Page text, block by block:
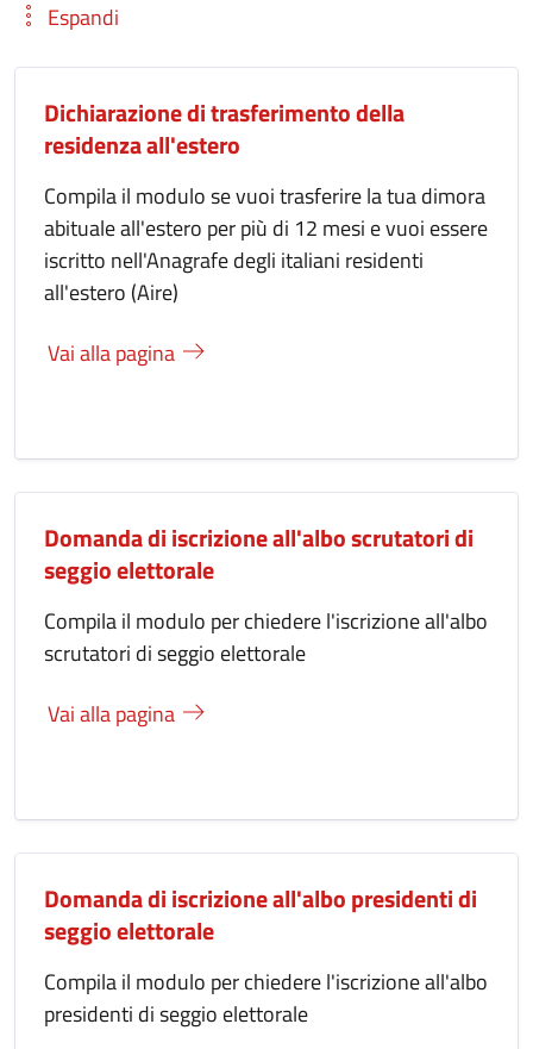
Espandi
Dichiarazione di trasferimento della
residenza all'estero
Compila il modulo se vuoi trasferire la tua dimora
abituale all'estero per più di 12 mesi e vuoi essere
iscritto nell'Anagrafe degli italiani residenti
all'estero (Aire)
Vai alla pagina
Domanda di iscrizione all'albo scrutatori di
seggio elettorale
Compila il modulo per chiedere l'iscrizione all'albo
scrutatori di seggio elettorale
Vai alla pagina
Domanda di iscrizione all'albo presidenti di
seggio elettorale
Compila il modulo per chiedere l'iscrizione all'albo
presidenti di seggio elettorale